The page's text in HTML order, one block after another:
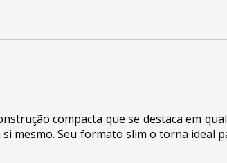
compacta que se destaca em
mesmo. Seu formato slim o torna ideal